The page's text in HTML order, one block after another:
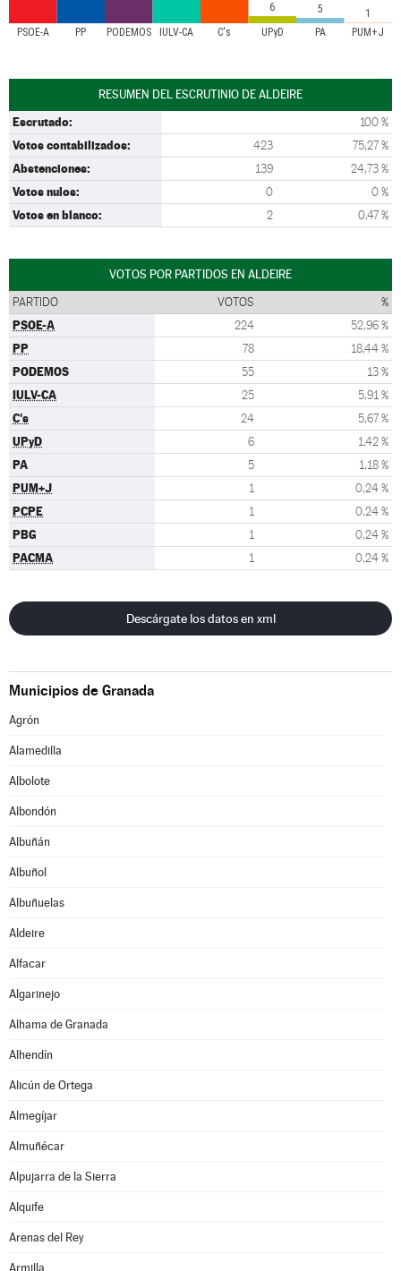
PSOE-A PP PODEMOS IULV-CA C's UPyD PA PUM+J
6
5 1
RESUMEN DEL ESCRUTINIO DE ALDEIRE
Escrutado: 100 %
Votos contabilizados: 423 75,27 %
Abstenciones: 139 24,73 %
Votos nulos: 0 0 %
Votos en blanco: 2 0,47 %
VOTOS POR PARTIDOS EN ALDEIRE
PARTIDO VOTOS %
PSOE-A 224 52,96 %
PP 78 18,44 %
PODEMOS 55 13 %
IULV-CA 25 5,91 %
C's 24 5,67 %
UPyD 6 1,42 %
PA 5 1,18 %
PUM+J 1 0,24 %
PCPE 1 0,24 %
PBG 1 0,24 %
PACMA 1 0,24 %
Descárgate los datos en xml
Municipios de Granada
Agrón
Alamedilla
Albolote
Albondón
Albuñán
Albuñol
Albuñuelas
Aldeire
Alfacar
Algarinejo
Alhama de Granada
Alhendín
Alicún de Ortega
Almegíjar
Almuñécar
Alpujarra de la Sierra
Alquife
Arenas del Rey
Armilla